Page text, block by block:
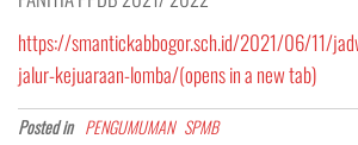
https://smantickabbogor.sch.id/2021/06/11/
jalur-kejuaraan-lomba/(opens in a new tab)
Posted in PENGUMUMAN SPMB